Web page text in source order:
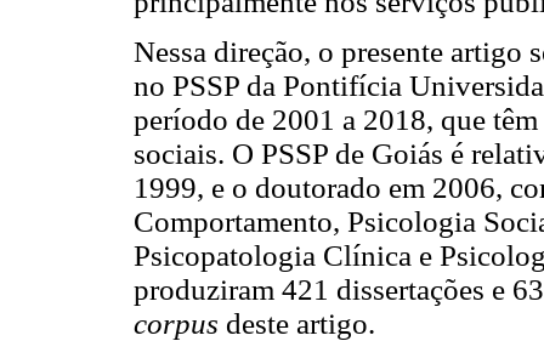
Nessa direção, o presente artigo
no PSSP da Pontifícia
período de 2001 a 2018, que
sociais. O PSSP de Goiás é
1999, e o doutorado em 2006,
Comportamento, Psicologia
Psicopatologia Clínica e
produziram 421 dissertações e
corpus deste artigo.